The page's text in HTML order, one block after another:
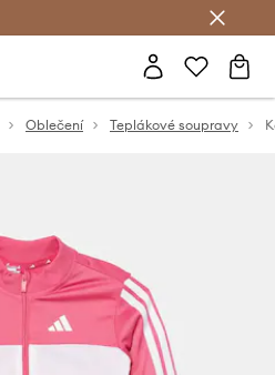
Oblečení Teplákové soupravy